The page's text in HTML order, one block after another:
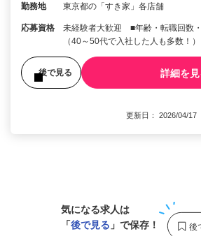
勤務地 東京都の「すき家」各店舗
応募資格
未経験者大歓迎 ■年齢・転職回数
（40～50代で入社した人も多数！
後で見る 詳細を見
更新日： 2026/04/
気になる求人は
「後で見る 」で保存！